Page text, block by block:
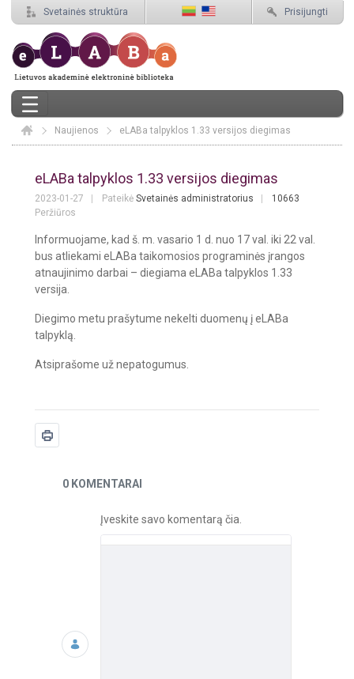
Svetainės struktūra Prisijungti
Elaba
Naujienos eLABa talpyklos 1.33 versijos diegimas
eLABa talpyklos 1.33 versijos diegimas
2023-01-27 Pateikė Svetainės administratorius
10663
Peržiūros
Informuojame, kad š. m. vasario 1 d. nuo 17 val. iki 22 val.
bus atliekami eLABa taikomosios programinės įrangos
atnaujinimo darbai – diegiama eLABa talpyklos 1.33
versija.
Diegimo metu prašytume nekelti duomenų į eLABa
talpyklą.
Atsiprašome už nepatogumus.
Naujienos
0 KOMENTARAI
Įveskite savo komentarą čia.